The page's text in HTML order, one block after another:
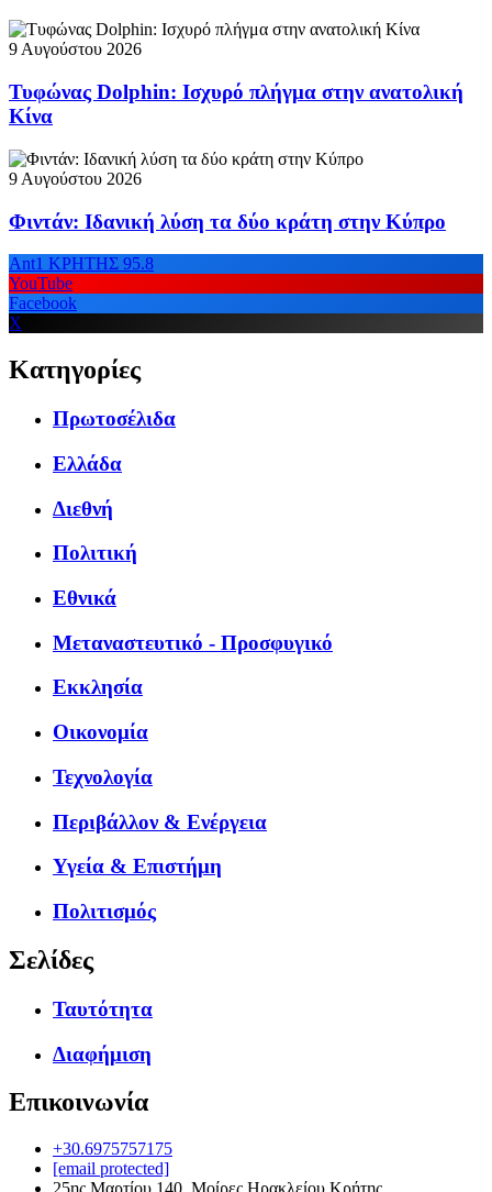
9 Αυγούστου 2026
Τυφώνας Dolphin: Ισχυρό πλήγμα στην ανατολική
Κίνα
9 Αυγούστου 2026
Φιντάν: Ιδανική λύση τα δύο κράτη στην Κύπρο
Ant1 ΚΡΗΤΗΣ 95.8
YouTube
Facebook
X
Κατηγορίες
Πρωτοσέλιδα
Ελλάδα
Διεθνή
Πολιτική
Εθνικά
Μεταναστευτικό - Προσφυγικό
Εκκλησία
Οικονομία
Τεχνολογία
Περιβάλλον & Ενέργεια
Υγεία & Επιστήμη
Πολιτισμός
Σελίδες
Ταυτότητα
Διαφήμιση
Επικοινωνία
+30.6975757175
[email protected]